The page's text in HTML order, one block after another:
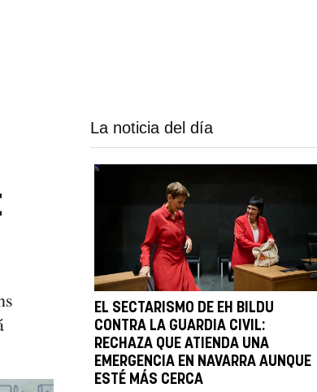
La noticia del día
EL SECTARISMO DE EH BILDU
CONTRA LA GUARDIA CIVIL:
RECHAZA QUE ATIENDA UNA
EMERGENCIA EN NAVARRA AUNQUE
ESTÉ MÁS CERCA